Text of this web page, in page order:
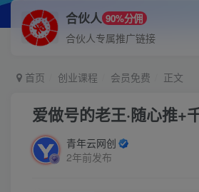
合伙人 90%分佣
合伙人专属推广链接
首页 创业课程 会员免费 正文
爱做号的老王·随心推+
青年云网创
2年前发布